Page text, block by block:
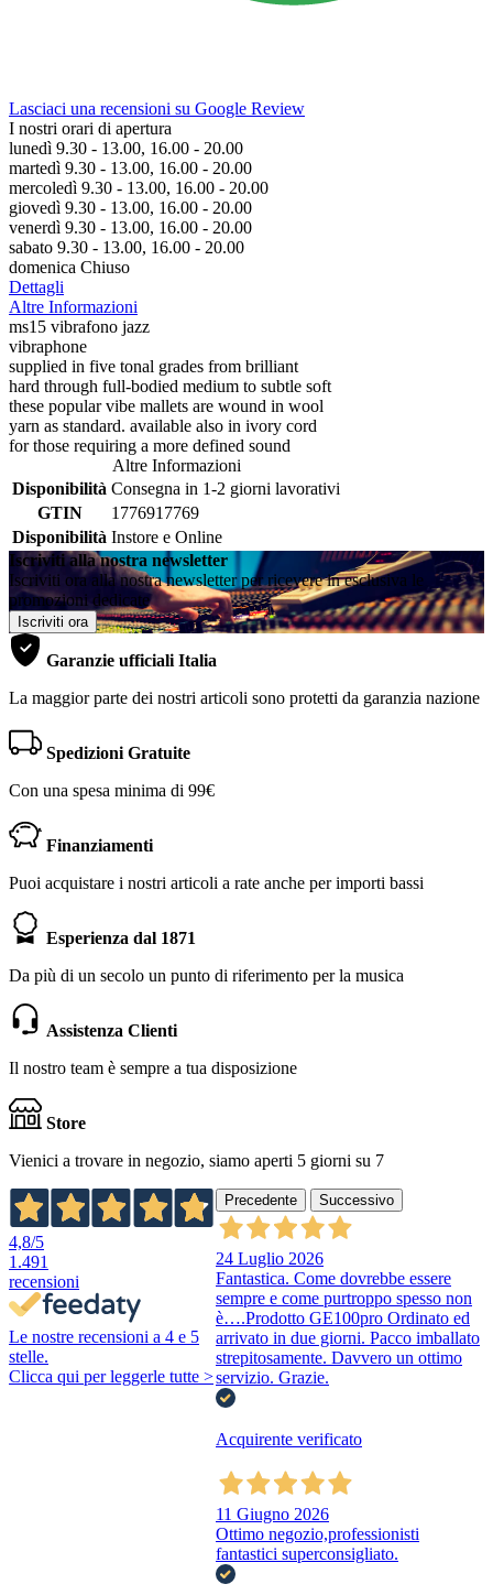
Lasciaci una recensioni su Google Review
I nostri orari di apertura
lunedì 9.30 - 13.00, 16.00 - 20.00
martedì 9.30 - 13.00, 16.00 - 20.00
mercoledì 9.30 - 13.00, 16.00 - 20.00
giovedì 9.30 - 13.00, 16.00 - 20.00
venerdì 9.30 - 13.00, 16.00 - 20.00
sabato 9.30 - 13.00, 16.00 - 20.00
domenica Chiuso
Dettagli
Altre Informazioni
ms15 vibrafono jazz
vibraphone
supplied in five tonal grades from brilliant
hard through full-bodied medium to subtle soft
these popular vibe mallets are wound in wool
yarn as standard. available also in ivory cord
for those requiring a more defined sound
Altre Informazioni
Disponibilità Consegna in 1-2 giorni lavorativi
GTIN
1776917769
Disponibilità Instore e Online
Iscriviti alla nostra newsletter
Iscriviti ora alla nostra newsletter per ricevere in esclusiva le
promozioni dedicate
Iscriviti ora
Garanzie ufficiali Italia
La maggior parte dei nostri articoli sono protetti da garanzia nazione
Spedizioni Gratuite
Con una spesa minima di 99€
Finanziamenti
Puoi acquistare i nostri articoli a rate anche per importi bassi
Esperienza dal 1871
Da più di un secolo un punto di riferimento per la musica
Assistenza Clienti
Il nostro team è sempre a tua disposizione
Store
Vienici a trovare in negozio, siamo aperti 5 giorni su 7
4,8/5
1.491
recensioni
Le nostre recensioni a 4 e 5
stelle.
Clicca qui per leggerle tutte >
Precedente Successivo
24 Luglio 2026
Fantastica. Come dovrebbe essere
sempre e come purtroppo spesso non
è….Prodotto GE100pro Ordinato ed
arrivato in due giorni. Pacco imballato
strepitosamente. Davvero un ottimo
servizio. Grazie.
Acquirente verificato
11 Giugno 2026
Ottimo negozio,professionisti
fantastici superconsigliato.